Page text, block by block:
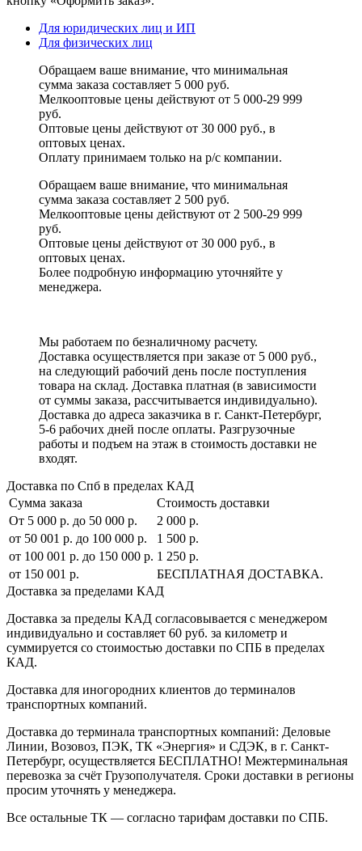
Для юридических лиц и ИП
Для физических лиц
Обращаем ваше внимание, что минимальная
сумма заказа составляет 5 000 руб.
Мелкооптовые цены действуют от 5 000-29 999
руб.
Оптовые цены действуют от 30 000 руб., в
оптовых ценах.
Оплату принимаем только на р/с компании.
Обращаем ваше внимание, что минимальная
сумма заказа составляет 2 500 руб.
Мелкооптовые цены действуют от 2 500-29 999
руб.
Оптовые цены действуют от 30 000 руб., в
оптовых ценах.
Более подробную информацию уточняйте у
менеджера.
Мы работаем по безналичному расчету.
Доставка осуществляется при заказе от 5 000 руб.,
на следующий рабочий день после поступления
товара на склад. Доставка платная (в зависимости
от суммы заказа, рассчитывается индивидуально).
Доставка до адреса заказчика в г. Санкт-Петербург,
5-6 рабочих дней после оплаты. Разгрузочные
работы и подъем на этаж в стоимость доставки не
входят.
Доставка по Спб в пределах КАД
Сумма заказа
Стоимость доставки
От 5 000 р. до 50 000 р.
2 000 р.
от 50 001 р. до 100 000 р.
1 500 р.
от 100 001 р. до 150 000 р. 1 250 р.
от 150 001 р.
БЕСПЛАТНАЯ ДОСТАВКА.
Доставка за пределами КАД
Доставка за пределы КАД согласовывается с менеджером
индивидуально и составляет 60 руб. за километр и
суммируется со стоимостью доставки по СПБ в пределах
КАД.
Доставка для иногородних клиентов до терминалов
транспортных компаний.
Доставка до терминала транспортных компаний: Деловые
Линии, Возовоз, ПЭК, ТК «Энергия» и СДЭК, в г. Санкт-
Петербург, осуществляется БЕСПЛАТНО! Межтерминальная
перевозка за счёт Грузополучателя. Сроки доставки в регионы
просим уточнять у менеджера.
Все остальные ТК — согласно тарифам доставки по СПБ.